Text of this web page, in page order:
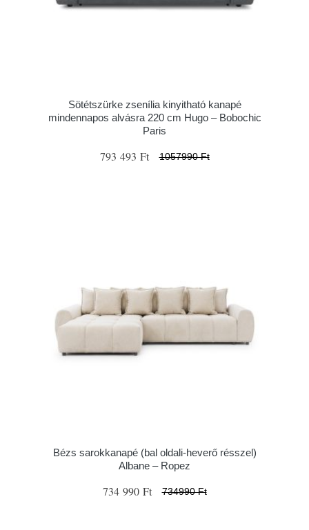
Sötétszürke zsenília kinyitható kanapé
mindennapos alvásra 220 cm Hugo – Bobochic
Paris
793 493 Ft 1057990 Ft
Bézs sarokkanapé (bal oldali-heverő résszel)
Albane – Ropez
734 990 Ft 734990 Ft